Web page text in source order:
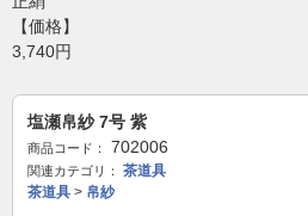
【価格】
3,740円
塩瀬帛紗 7号 紫
商品コード： 702006
関連カテゴリ：
茶道具
茶道具 > 帛紗